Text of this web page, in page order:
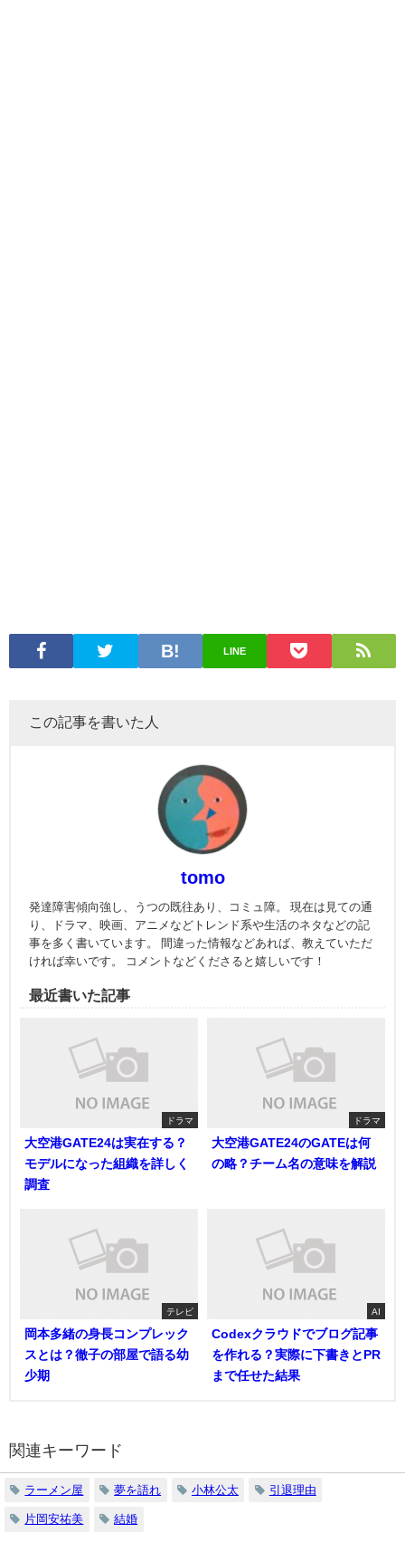
LINE
この記事を書いた人
tomo
発達障害傾向強し、うつの既往あり、コミュ障。 現在は見ての通
り、ドラマ、映画、アニメなどトレンド系や生活のネタなどの記
事を多く書いています。 間違った情報などあれば、教えていただ
ければ幸いです。 コメントなどくださると嬉しいです！
最近書いた記事
ドラマ
大空港GATE24は実在する？
モデルになった組織を詳しく
調査
ドラマ
大空港GATE24のGATEは何
の略？チーム名の意味を解説
テレビ
岡本多緒の身長コンプレック
スとは？徹子の部屋で語る幼
少期
AI
Codexクラウドでブログ記事
を作れる？実際に下書きとPR
まで任せた結果
関連キーワード
ラーメン屋 夢を語れ 小林公太 引退理由
片岡安祐美 結婚